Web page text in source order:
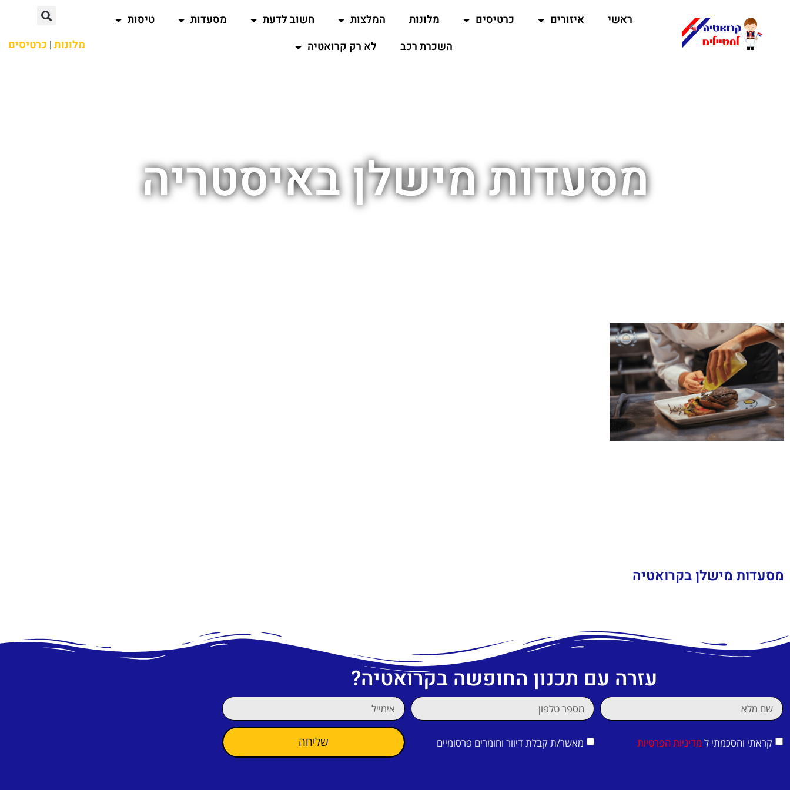
ראשי איזורים כרטיסים מלונות המלצות חשוב לדעת מסעדות
טיסות
השכרת רכב
לא רק קרואטיה מלונות| כרטיסים
מסעדות מישלן באיסטריה
מסעדות מישלן בקרואטיה
עזרה עם תכנון החופשה בקרואטיה?
קראתי והסכמתי ל מדיניות הפרטיות מאשר/ת קבלת דיוור וחומרים פרסומיים שליחה